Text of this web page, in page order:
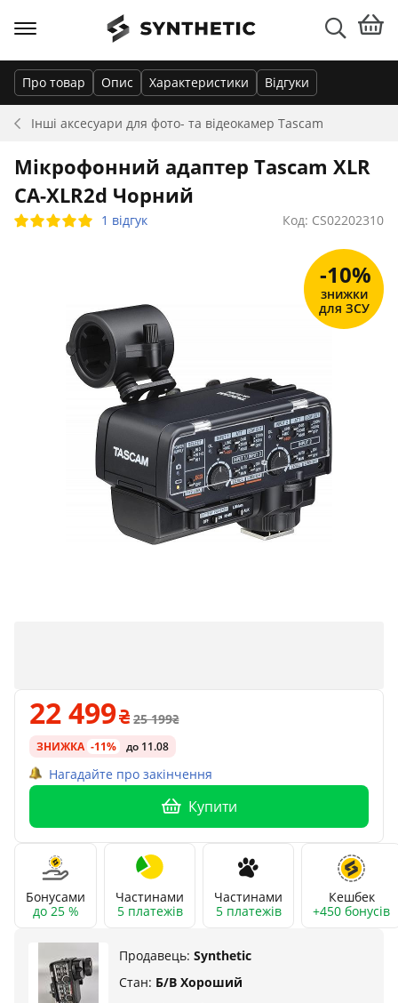
Інші аксесуари для фото- та відеокамер Tascam
Про товар Опис Характеристики Відгуки
Мікрофонний адаптер Tascam XLR
CA-XLR2d Чорний
1 відгук Код: CS02202310
-10%
знижки
для ЗСУ
22 499 25 199
ЗНИЖКА -11% до 11.08
Нагадайте про закінчення
Купити
Бонусами
до 25 %
Частинами
5 платежів
Частинами
5 платежів
Кешбек
+450 бонусів
Продавець: Synthetic
Стан: Б/В Хороший